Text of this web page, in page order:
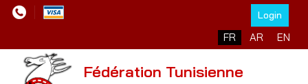
Login
Sélectionnez votre
FR AR EN
Fédération Tunisienne